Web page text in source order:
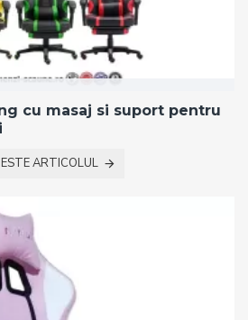
cu masaj si suport pentru
ARTICOLUL